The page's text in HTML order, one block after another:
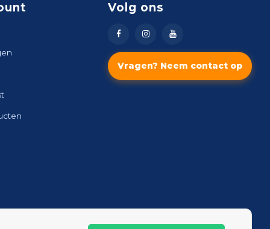
Volg ons
Vragen? Neem contact op